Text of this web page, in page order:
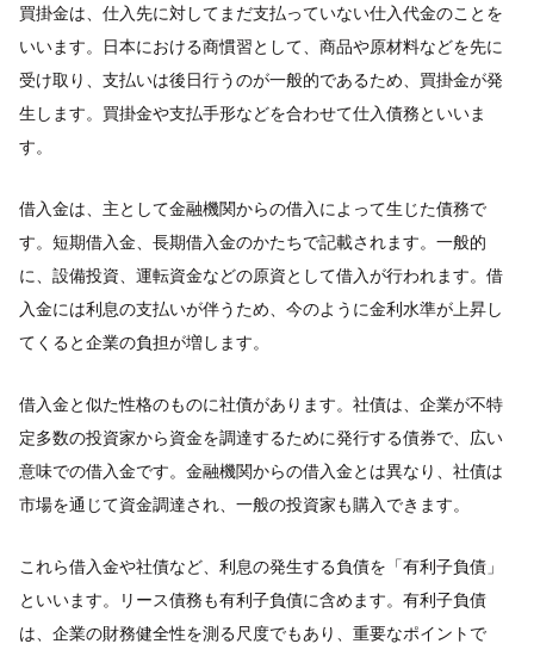
買掛金は、仕入先に対してまだ支払っていない仕入代金のことを
いいます。日本における商慣習として、商品や原材料などを先に
受け取り、支払いは後日行うのが一般的であるため、買掛金が発
生します。買掛金や支払手形などを合わせて仕入債務といいま
す。
借入金は、主として金融機関からの借入によって生じた債務で
す。短期借入金、長期借入金のかたちで記載されます。一般的
に、設備投資、運転資金などの原資として借入が行われます。借
入金には利息の支払いが伴うため、今のように金利水準が上昇し
てくると企業の負担が増します。
借入金と似た性格のものに社債があります。社債は、企業が不特
定多数の投資家から資金を調達するために発行する債券で、広い
意味での借入金です。金融機関からの借入金とは異なり、社債は
市場を通じて資金調達され、一般の投資家も購入できます。
これら借入金や社債など、利息の発生する負債を「有利子負債」
といいます。リース債務も有利子負債に含めます。有利子負債
は、企業の財務健全性を測る尺度でもあり、重要なポイントで